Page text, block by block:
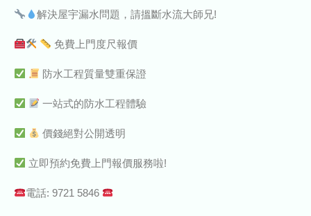
解決屋宇漏水問題，請搵斷水流大師兄!
免費上門度尺報價
防水工程質量雙重保證
一站式的防水工程體驗
價錢絕對公開透明
立即預約免費上門報價服務啦!
電話: 9721 5846